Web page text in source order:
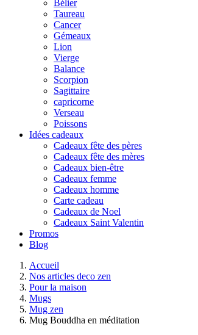
Bélier
Taureau
Cancer
Gémeaux
Lion
Vierge
Balance
Scorpion
Sagittaire
capricorne
Verseau
Poissons
Idées cadeaux
Cadeaux fête des pères
Cadeaux fête des mères
Cadeaux bien-être
Cadeaux femme
Cadeaux homme
Carte cadeau
Cadeaux de Noel
Cadeaux Saint Valentin
Promos
Blog
Accueil
Nos articles deco zen
Pour la maison
Mugs
Mug zen
Mug Bouddha en méditation